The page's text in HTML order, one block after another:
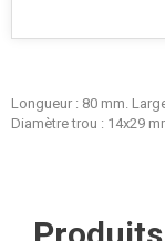
Longueur : 80 mm.
Diamètre trou : 14x29